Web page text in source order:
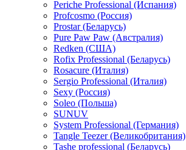
Periche Professional (Испания)
Profcosmo (Россия)
Prostar (Беларусь)
Pure Paw Paw (Австралия)
Redken (США)
Rofix Professional (Беларусь)
Rosacure (Италия)
Sergio Professional (Италия)
Sexy (Россия)
Soleo (Польша)
SUNUV
System Professional (Германия)
Tangle Teezer (Великобритания)
Tashe professional (Беларусь)